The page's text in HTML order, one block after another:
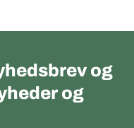
og
og